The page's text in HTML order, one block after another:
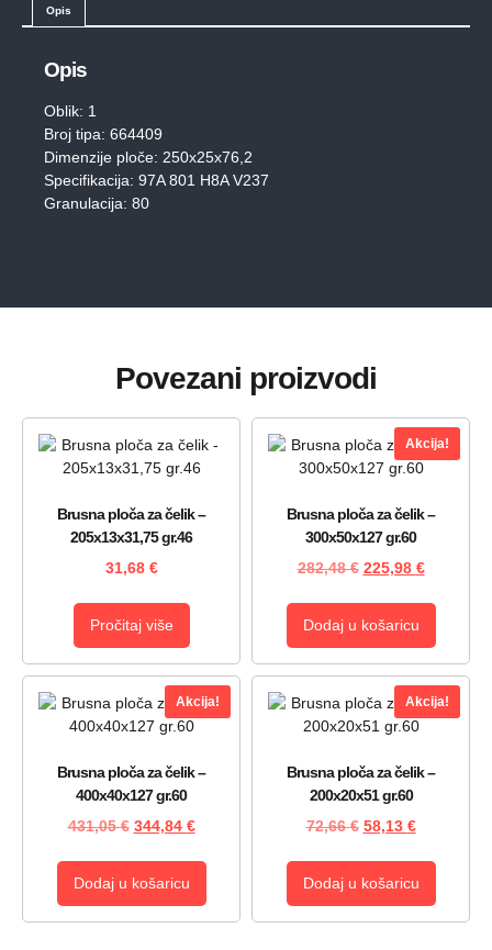
Opis
Opis
Oblik: 1
Broj tipa: 664409
Dimenzije ploče: 250x25x76,2
Specifikacija: 97A 801 H8A V237
Granulacija: 80
Povezani proizvodi
Brusna ploča za čelik –
205x13x31,75 gr.46
31,68 €
Pročitaj više
Akcija!
Brusna ploča za čelik –
300x50x127 gr.60
282,48€ 225,98 €
Dodaj u košaricu
Akcija!
Brusna ploča za čelik –
400x40x127 gr.60
431,05€ 344,84 €
Dodaj u košaricu
Akcija!
Brusna ploča za čelik –
200x20x51 gr.60
72,66€ 58,13 €
Dodaj u košaricu